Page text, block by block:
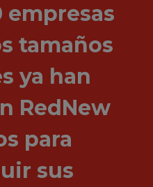
empresas
tamaños
ya han
RedNew
para
sus